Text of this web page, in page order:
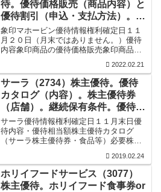
待。優待価格販売（商品内容）と
優待割引（申込・支払方法）。優
待クロス情報。
象印マホービン優待情報権利確定日１１
月２０日（月末ではありません。）優待
内容象印商品の優待価格販売象印商品の
当額（割引金額）100株以上1000円割引
500株以上2000円割引1000株以上4000円
割引...
2022.02.21
サーラ（2734）株主優待。優待
カタログ（内容）。株主優待券
（店舗）。継続保有条件。優待ク
ロス情報。
サーラ優待情報権利確定日１１月末日優
待内容・優待相当額株主優待カタログ
（サーラ株主優待券・食品等）必要株数
保有５年以上500株以上1000（P）円
1500（P）円2000（P）円2000株以上
2000（P...
2019.02.24
ホリイフードサービス（3077）
株主優待。ホリイフード食事券or